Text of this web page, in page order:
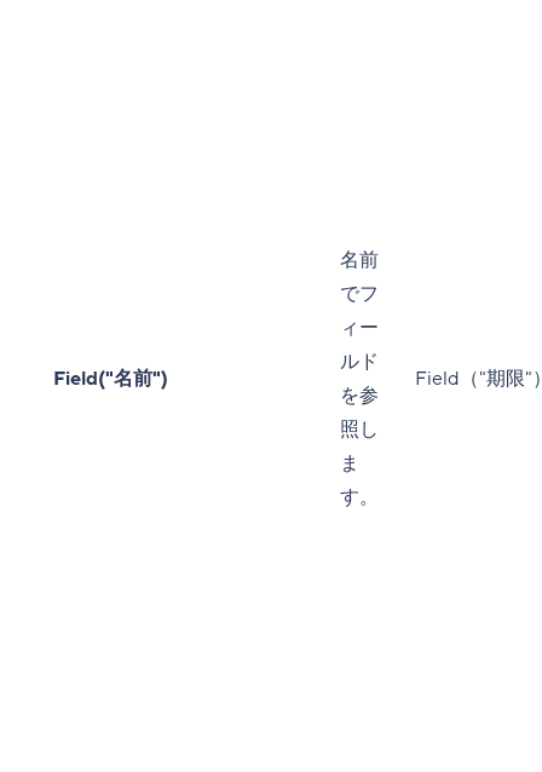
Field("名前")
名前
でフ
ィー
ルド
を参
照し
ま
す。
Field（"期限"